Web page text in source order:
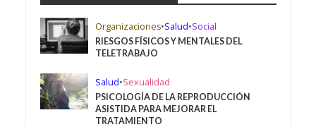
Organizaciones•Salud•Social
RIESGOS FÍSICOS Y MENTALES DEL
TELETRABAJO
Salud•Sexualidad
PSICOLOGÍA DE LA REPRODUCCIÓN
ASISTIDA PARA MEJORAR EL
TRATAMIENTO